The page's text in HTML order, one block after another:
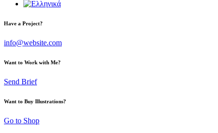
Have a Project?
info@website.com
Want to Work with Me?
Send Brief
Want to Buy Illustrations?
Go to Shop